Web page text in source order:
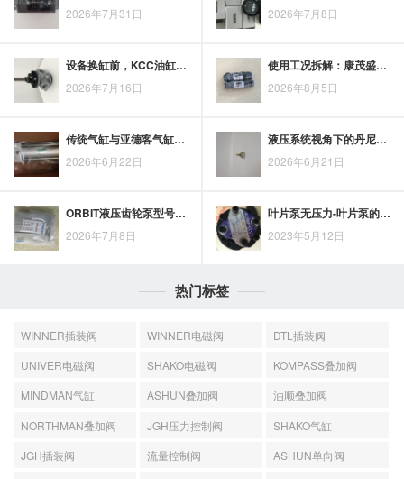
2026年7月31日 2026年7月8日
设备换缸前，KCC油缸型号大全应怎样核对尺寸、接口与实际工况
2026年7月16日
使用工况拆解：康茂盛气缸品牌在轻载、频繁动作和特殊环境中的选择思路
2026年8月5日
传统气缸与亚德客气缸对比：结构适配、安装维护与应用场景差异
2026年6月22日
液压系统视角下的丹尼逊叶片泵设计要点与应用场景
2026年6月21日
ORBIT液压齿轮泵型号及参数怎么核对？选型先看排量、压力与安装条件
2026年7月8日
叶片泵无压力-叶片泵的调压压力
2023年5月12日
热门标签
WINNER插装阀 WINNER电磁阀
DTL插装阀
UNIVER电磁阀
SHAKO电磁阀
KOMPASS叠加阀
MINDMAN气缸
ASHUN叠加阀
油顺叠加阀
NORTHMAN叠加阀
JGH压力控制阀
SHAKO气缸
JGH插装阀
流量控制阀
ASHUN单向阀